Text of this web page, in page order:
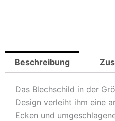
Beschreibung
Das Blechschild in der
Design verleiht ihm eine
Ecken und